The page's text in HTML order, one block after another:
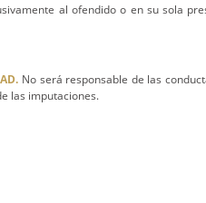
al ofendido o en su sola
No será responsable de las
las imputaciones.